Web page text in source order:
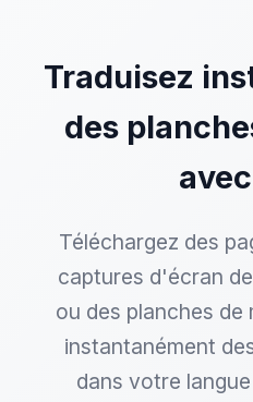
Traduisez
des
Téléchargez des
captures d'écran
ou des planches de
instantanément
dans votre